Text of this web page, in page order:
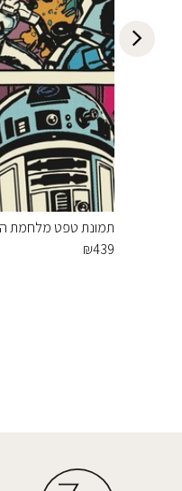
תמונת טפט מלחמת
₪439